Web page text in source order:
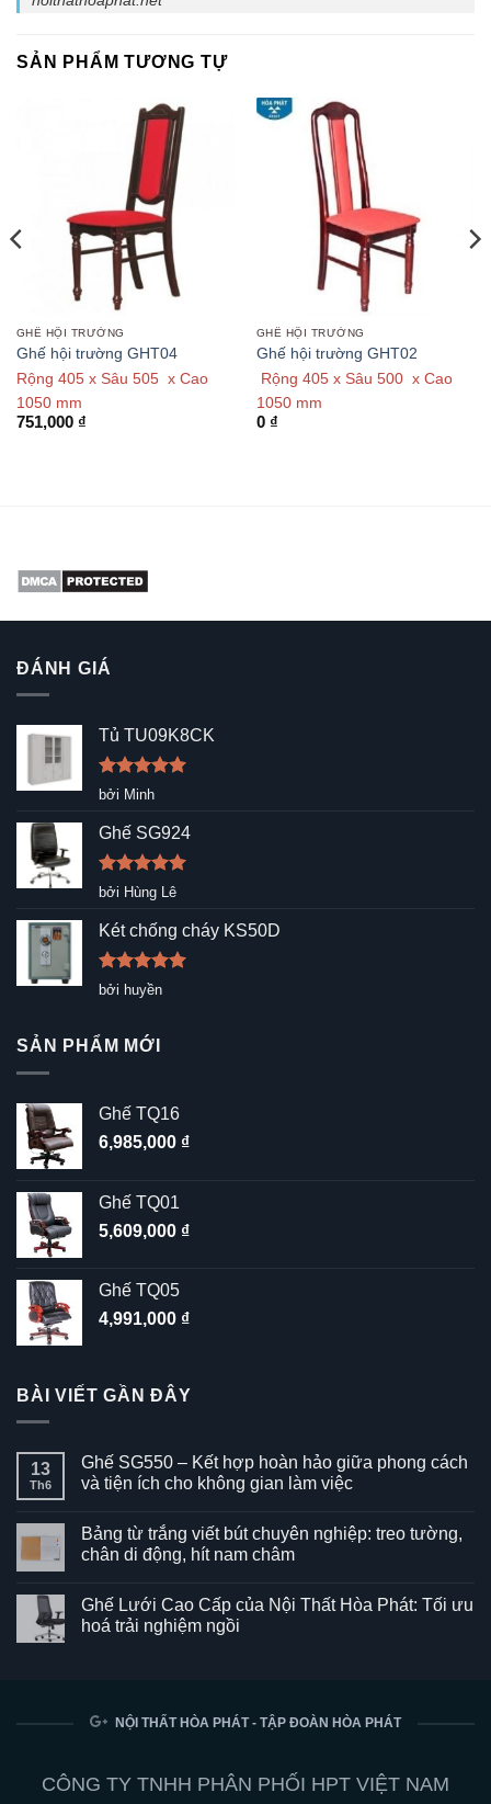
SẢN PHẨM TƯƠNG TỰ
GHẾ HỘI TRƯỜNG
Ghế hội trường GHT04
Rộng 405 x Sâu 505 x Cao
1050 mm
751,000 ₫
GHẾ HỘI TRƯỜNG
Ghế hội trường GHT02
Rộng 405 x Sâu 500 x Cao
1050 mm
0 ₫
ĐÁNH GIÁ
Tủ TU09K8CK
Được xếp
sao
bởi Minh
Ghế SG924
Được xếp
5
sao
bởi Hùng Lê
Két chống cháy KS50D
Được xếp
hạng5
bởi huyền
SẢN PHẨM MỚI
Ghế TQ16
6,985,000 ₫
Ghế TQ01
5,609,000 ₫
Ghế TQ05
4,991,000 ₫
BÀI VIẾT GẦN ĐÂY
13
Th6
Ghế SG550 – Kết hợp hoàn hảo giữa phong cách
và tiện ích cho không gian làm việc
bình
luận
ở
–
Kết
hợp
và
không
gian
Bảng từ trắng viết bút chuyên nghiệp: treo tường,
chân di động, hít nam châm
bình
luận
ở
chuyên
chân
di
Ghế Lưới Cao Cấp của Nội Thất Hòa Phát: Tối ưu
hoá trải nghiệm ngồi
Ghế
của
Nội
NỘI THẤT HÒA PHÁT - TẬP ĐOÀN HÒA PHÁT
CÔNG TY TNHH PHÂN PHỐI HPT VIỆT NAM